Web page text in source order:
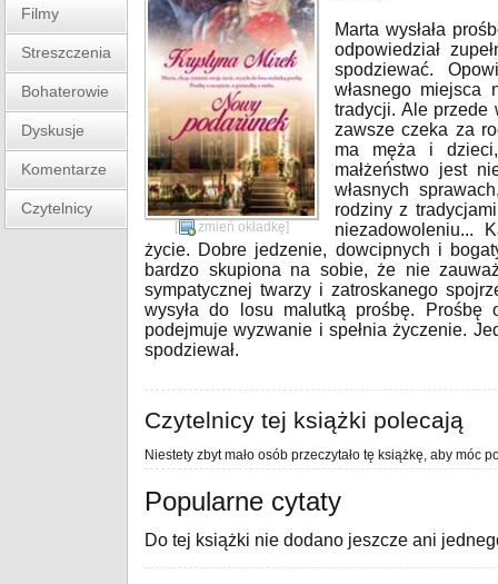
Filmy
Streszczenia
Bohaterowie
Dyskusje
Komentarze
Czytelnicy
[ zmień okładkę]
Marta wysłała
odpowiedział
spodziewać.
własnego miejsca
tradycji. Ale przede
zawsze czeka za
ma męża i
małżeństwo jest
własnych
rodziny z
niezadowoleniu...
życie. Dobre jedzenie, dowcipnych i
bardzo skupiona na sobie, że nie
sympatycznej twarzy i zatroskanego
wysyła do losu malutką prośbę.
podejmuje wyzwanie i spełnia życzenie.
spodziewał.
Czytelnicy tej książki polecają
Niestety zbyt mało osób przeczytało tę książkę, aby móc
Popularne cytaty
Do tej książki nie dodano jeszcze ani